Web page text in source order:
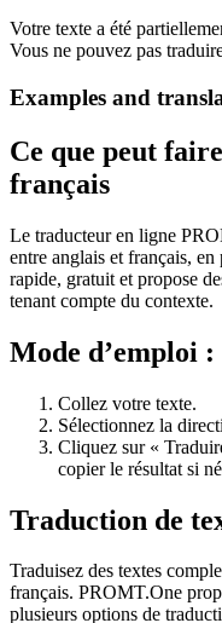
Votre texte a été
Vous ne pouvez pas
Examples and
Ce que peut
français
Le traducteur en ligne
entre anglais et français,
rapide, gratuit et propose
tenant compte du contexte.
Mode d’emploi
Collez votre texte.
Sélectionnez la
Cliquez sur «
copier le résultat si
Traduction de
Traduisez des textes
français. PROMT.One
plusieurs options de